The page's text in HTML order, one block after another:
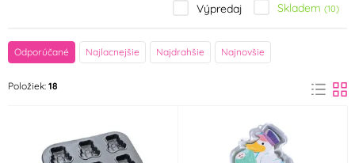
značka
Ibili
Siliconflex (1)
Výpredaj Skladem (10)
Odporúčané Najlacnejšie Najdrahšie Najnovšie
Položiek: 18